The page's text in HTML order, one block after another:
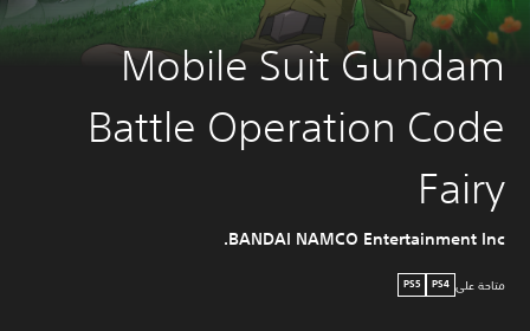
Mobile Suit Gundam
Battle Operation Code
Fairy
BANDAI NAMCO Entertainment Inc.
متاحة على PS4
PS5